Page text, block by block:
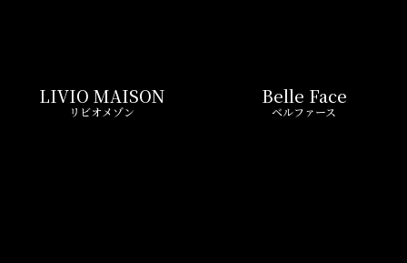
LIVIO MAISON
リビオメゾン
Belle Face
ベルファース